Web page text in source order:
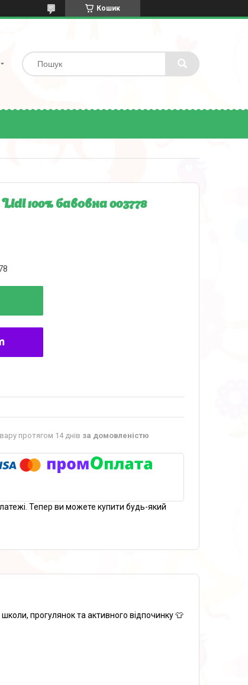
Кошик
100% бавовна 003778
протягом 14 днів за домовленістю
Тепер ви можете купити будь-який
прогулянок та активного відпочинку 👕